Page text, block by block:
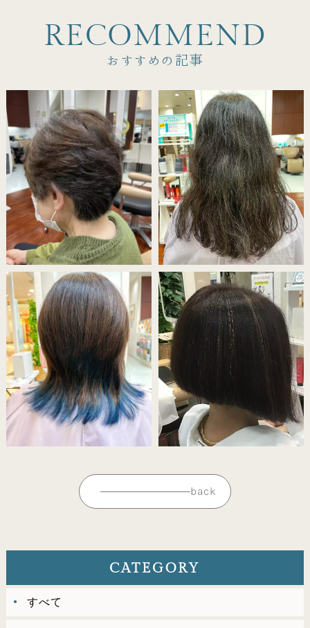
RECOMMEND
おすすめの記事
back
CATEGORY
すべて